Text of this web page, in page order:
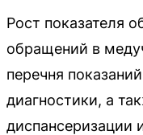
Рост показателя
обращений в
перечня
диагностики, а
диспансеризации